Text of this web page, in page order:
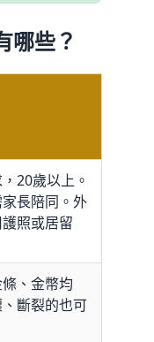
哪些？
20歲以上。
長陪同。外
照或居留
、金幣均
斷裂的也可